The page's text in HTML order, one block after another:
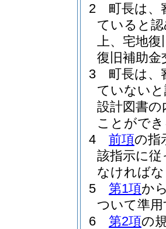
2
町長は、
ていると
上、宅地復
復旧補助
3
町長は、
ていない
設計図書
ことがで
4
前項の指
該指示に
なければ
5
第1項か
ついて準
6
第2項の